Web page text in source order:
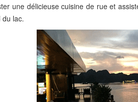
une délicieuse cuisine de rue et
lac.